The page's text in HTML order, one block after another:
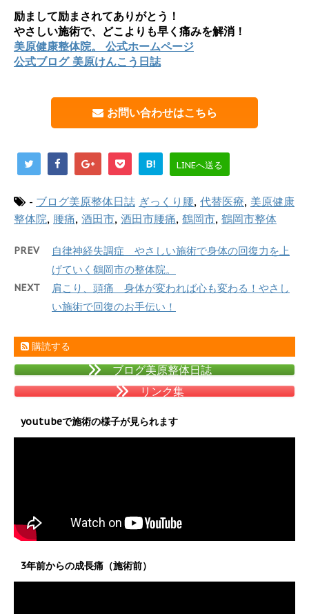
励まして励まされてありがとう！
やさしい施術で、どこよりも早く痛みを解消！
美原健康整体院。 公式ホームページ
公式ブログ 美原けんこう日誌
お問い合わせはこちら
B! LINEへ送る
- ブログ美原整体日誌 ぎっくり腰, 代替医療, 美原健康
整体院, 腰痛, 酒田市, 酒田市腰痛, 鶴岡市, 鶴岡市整体
PREV
自律神経失調症 やさしい施術で身体の回復力を上
げていく鶴岡市の整体院。
NEXT
肩こり、頭痛 身体が変われば心も変わる！やさし
い施術で回復のお手伝い！
購読する
ブログ美原整体日誌
リンク集
youtubeで施術の様子が見られます
3年前からの成長痛（施術前）